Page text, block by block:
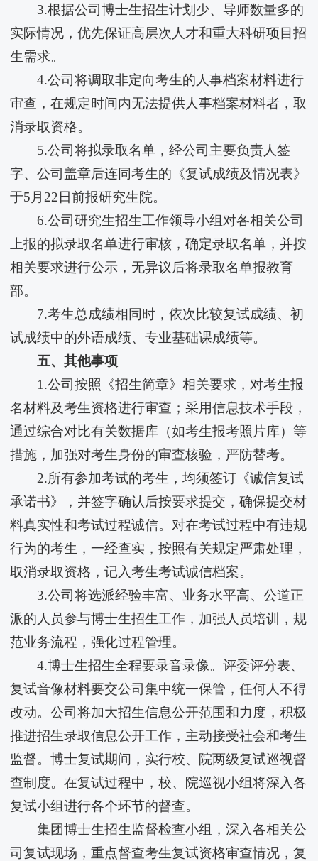
3.根据公司博士生招生计划少、导师数量多的
实际情况，优先保证高层次人才和重大科研项目招
生需求。
4.公司将调取非定向考生的人事档案材料进行
审查，在规定时间内无法提供人事档案材料者，取
消录取资格。
5.公司将拟录取名单，经公司主要负责人签
字、公司盖章后连同考生的《复试成绩及情况表》
于5月22日前报研究生院。
6.公司研究生招生工作领导小组对各相关公司
上报的拟录取名单进行审核，确定录取名单，并按
相关要求进行公示，无异议后将录取名单报教育
部。
7.考生总成绩相同时，依次比较复试成绩、初
试成绩中的外语成绩、专业基础课成绩等。
五、其他事项
1.公司按照《招生简章》相关要求，对考生报
名材料及考生资格进行审查；采用信息技术手段，
通过综合对比有关数据库（如考生报考照片库）等
措施，加强对考生身份的审查核验，严防替考。
2.所有参加考试的考生，均须签订《诚信复试
承诺书》，并签字确认后按要求提交，确保提交材
料真实性和考试过程诚信。对在考试过程中有违规
行为的考生，一经查实，按照有关规定严肃处理，
取消录取资格，记入考生考试诚信档案。
3.公司将选派经验丰富、业务水平高、公道正
派的人员参与博士生招生工作，加强人员培训，规
范业务流程，强化过程管理。
4.博士生招生全程要录音录像。评委评分表、
复试音像材料要交公司集中统一保管，任何人不得
改动。公司将加大招生信息公开范围和力度，积极
推进招生录取信息公开工作，主动接受社会和考生
监督。博士复试期间，实行校、院两级复试巡视督
查制度。在复试过程中，校、院巡视小组将深入各
复试小组进行各个环节的督查。
集团博士生招生监督检查小组，深入各相关公
司复试现场，重点督查考生复试资格审查情况，复